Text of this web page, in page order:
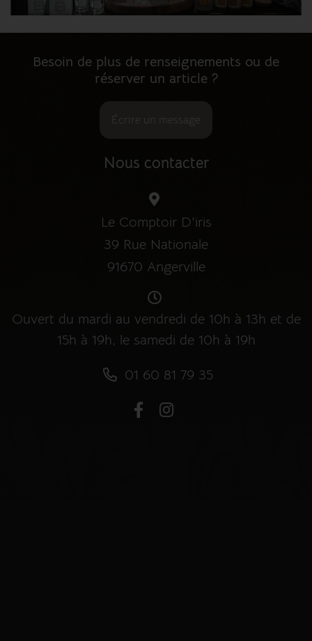
Besoin de plus de renseignements ou de
réserver un article ?
Écrire un message
Nous contacter
Le Comptoir D'iris
39 Rue Nationale
91670 Angerville
Ouvert du mardi au vendredi de 10h à 13h et de
15h à 19h, le samedi de 10h à 19h
01 60 81 79 35